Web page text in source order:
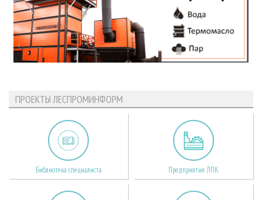
ПРОЕКТЫ ЛЕСПРОМИНФОРМ
Библиотека специалиста Предприятия ЛПК